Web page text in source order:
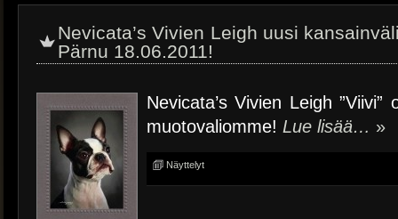
Nevicata’s Vivien Leigh uusi
Pärnu 18.06.2011!
Nevicata’s Vivien Leigh
muotovaliomme! Lue lisää… »
Näyttelyt